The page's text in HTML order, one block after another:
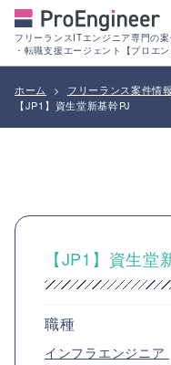
フリーランスITエンジニア専門の
・転職支援エージェント【プロエン
ホーム > フリーランス案件情報
【JP1】資生堂新基幹PJ
【JP1】資生堂
職種
インフラエンジニア